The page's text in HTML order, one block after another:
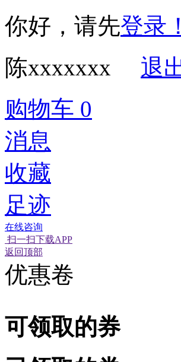
你好，请先登录！
陈xxxxxxx
退
购物车 0
消息
收藏
足迹
在线咨询
扫一扫下载APP
返回顶部
优惠卷
可领取的券